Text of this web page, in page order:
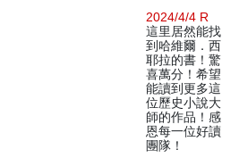
2024/4/4 R
這里居然能找
到哈維爾．西
耶拉的書！驚
喜萬分！希望
能讀到更多這
位歷史小說大
師的作品！感
恩每一位好讀
團隊！